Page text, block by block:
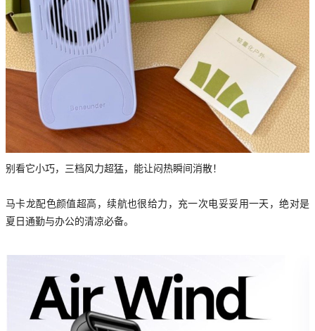
别看它小巧，三档风力超猛，能让闷热瞬间消散！
马卡龙配色颜值超高，续航也很给力，充一次电妥妥用一天，绝对是
夏日通勤与办公的清凉必备。